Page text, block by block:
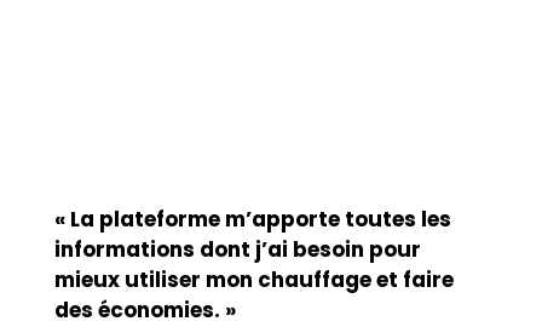
« La plateforme m’apporte toutes les
informations dont j’ai besoin pour
mieux utiliser mon chauffage et faire
des économies. »